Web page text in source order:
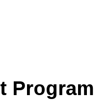
Program